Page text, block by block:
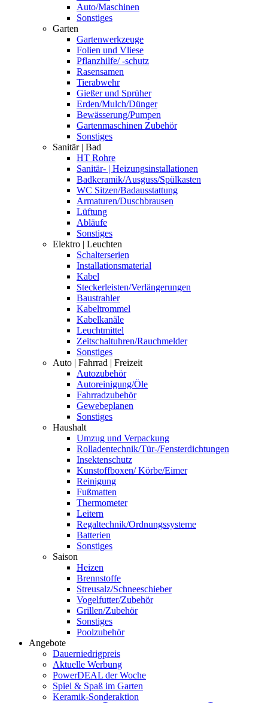
Auto/Maschinen
Sonstiges
Garten
Gartenwerkzeuge
Folien und Vliese
Pflanzhilfe/ -schutz
Rasensamen
Tierabwehr
Gießer und Sprüher
Erden/Mulch/Dünger
Bewässerung/Pumpen
Gartenmaschinen Zubehör
Sonstiges
Sanitär | Bad
HT Rohre
Sanitär- | Heizungsinstallationen
Badkeramik/Ausguss/Spülkasten
WC Sitzen/Badausstattung
Armaturen/Duschbrausen
Lüftung
Abläufe
Sonstiges
Elektro | Leuchten
Schalterserien
Installationsmaterial
Kabel
Steckerleisten/Verlängerungen
Baustrahler
Kabeltrommel
Kabelkanäle
Leuchtmittel
Zeitschaltuhren/Rauchmelder
Sonstiges
Auto | Fahrrad | Freizeit
Autozubehör
Autoreinigung/Öle
Fahrradzubehör
Gewebeplanen
Sonstiges
Haushalt
Umzug und Verpackung
Rolladentechnik/Tür-/Fensterdichtungen
Insektenschutz
Kunstoffboxen/ Körbe/Eimer
Reinigung
Fußmatten
Thermometer
Leitern
Regaltechnik/Ordnungssysteme
Batterien
Sonstiges
Saison
Heizen
Brennstoffe
Streusalz/Schneeschieber
Vogelfutter/Zubehör
Grillen/Zubehör
Sonstiges
Poolzubehör
Angebote
Dauerniedrigpreis
Aktuelle Werbung
PowerDEAL der Woche
Spiel & Spaß im Garten
Keramik-Sonderaktion